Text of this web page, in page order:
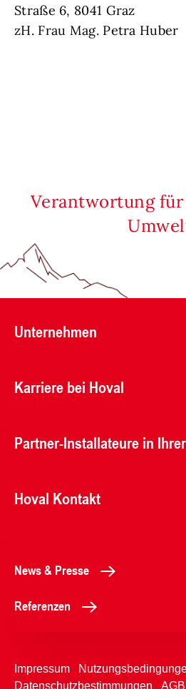
Straße 6, 8041 Graz
zH. Frau Mag. Petra Huber
Verantwortung
Unternehmen
Karriere bei Hoval
Partner-Installateure in
Hoval Kontakt
News & Presse
Referenzen
Impressum
Datenschutzbestimmungen
AGB